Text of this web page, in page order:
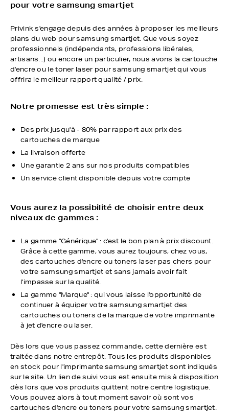
pour votre samsung smartjet
Privink s'engage depuis des années à proposer les meilleurs
plans du web pour samsung smartjet. Que vous soyez
professionnels (indépendants, professions libérales,
artisans...) ou encore un particulier, nous avons la cartouche
d'encre ou le toner laser pour samsung smartjet qui vous
offrira le meilleur rapport qualité / prix.
Notre promesse est très simple :
Des prix jusqu'à - 80% par rapport aux prix des
cartouches de marque
La livraison offerte
Une garantie 2 ans sur nos produits compatibles
Un service client disponible depuis votre compte
Vous aurez la possibilité de choisir entre deux
niveaux de gammes :
La gamme "Générique" : c'est le bon plan à prix discount.
Grâce à cette gamme, vous aurez toujours, chez vous,
des cartouches d'encre ou toners laser pas chers pour
votre samsung smartjet et sans jamais avoir fait
l'impasse sur la qualité.
La gamme "Marque" : qui vous laisse l'opportunité de
continuer à équiper votre samsung smartjet des
cartouches ou toners de la marque de votre imprimante
à jet d'encre ou laser.
Dès lors que vous passez commande, cette dernière est
traitée dans notre entrepôt. Tous les produits disponibles
en stock pour l'imprimante samsung smartjet sont indiqués
sur le site. Un lien de suivi vous est ensuite mis à disposition
dès lors que vos produits quittent notre centre logistique.
Vous pouvez alors à tout moment savoir où sont vos
cartouches d'encre ou toners pour votre samsung smartjet.